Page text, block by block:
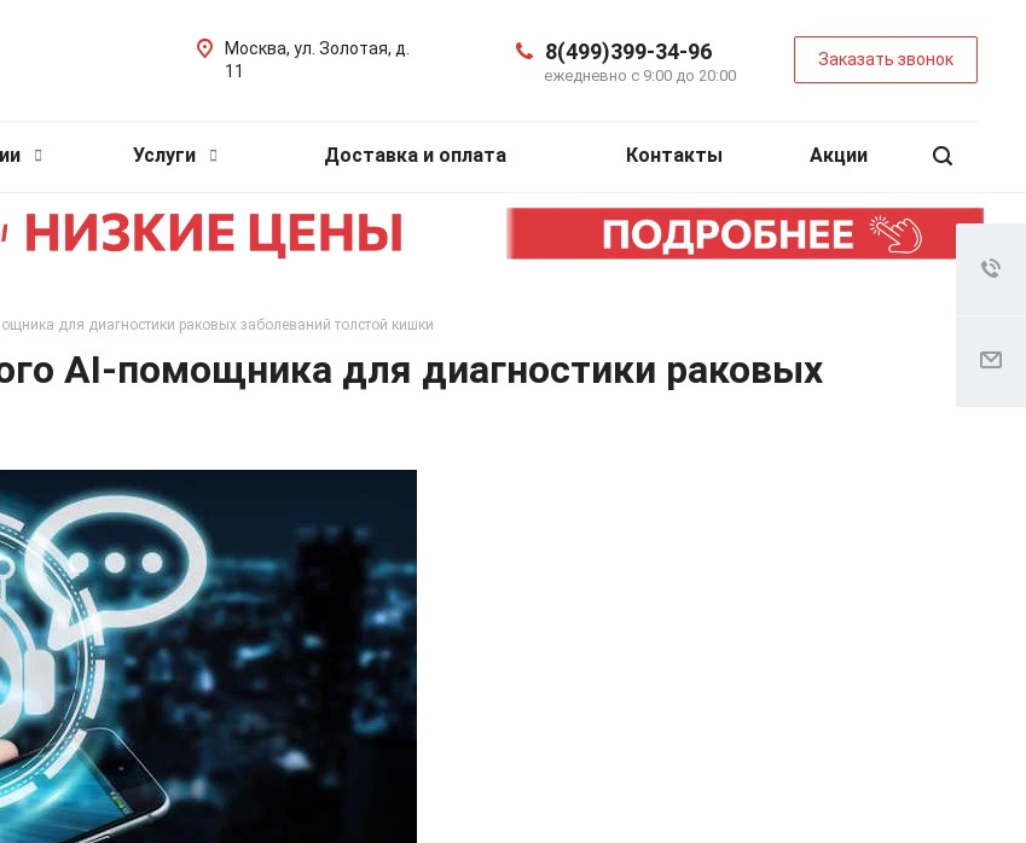
8(499)399-34-96
ежедневно с 9:00 до 20:00
Заказать звонок
Москва, ул. Золотая, д.
11
Услуги Доставка и оплата Контакты Акции
для диагностики раковых заболеваний толстой кишки
AI-помощника для диагностики раковых